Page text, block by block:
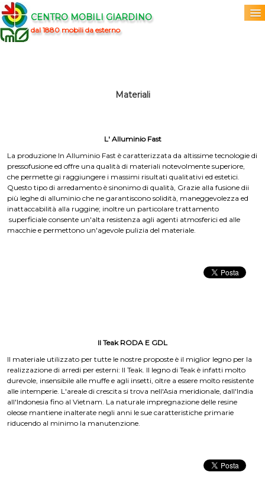
CENTRO MOBILI GIARDINO
dal 1880 mobili da esterno
Info▼
0
Materiali
L' Alluminio Fast
La produzione In Alluminio Fast è caratterizzata da altissime tecnologie di
pressofusione ed offre una qualità di materiali notevolmente superiore,
che permette gi raggiungere i massimi risultati qualitativi ed estetici.
Questo tipo di arredamento è sinonimo di qualità, Grazie alla fusione dii
più leghe di alluminio che ne garantiscono solidità, maneggevolezza ed
inattaccabilità alla ruggine; inoltre un particolare trattamento
superficiale consente un'alta resistenza agli agenti atmosferici ed alle
macchie e permettono un'agevole pulizia del materiale.
Il Teak RODA E GDL
Il materiale utilizzato per tutte le nostre proposte è il miglior legno per la
realizzazione di arredi per esterni: Il Teak. Il legno di Teak è infatti molto
durevole, insensibile alle muffe e agli insetti, oltre a essere molto resistente
alle intemperie. L'areale di crescita si trova nell'Asia meridionale, dall'India
all'Indonesia fino al Vietnam. La naturale impregnazione delle resine
oleose mantiene inalterate negli anni le sue caratteristiche primarie
riducendo al minimo la manutenzione.